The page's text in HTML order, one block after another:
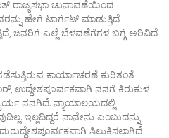
ರಾಜ್ಯಸಭಾ ಚುನಾವಣೆಯಿಂದ
ಹೇಗೆ ಟಾರ್ಗೆಟ್ ಮಾಡುತ್ತಿದೆ
ಜನರಿಗೆ ಎಲ್ಲೆ ಬೆಳವಣೆಗೆಗಳ ಬಗ್ಗೆ ಅರಿವಿದೆ
ಕಾರ್ಯಾಚರಣೆ ಕುರಿತಂತೆ
ಉದ್ದೇಶಪೂರ್ವಕವಾಗಿ ನನಗೆ ಕಿರುಕುಳ
ನನಗಿದೆ. ನ್ಯಾಯಾಲಯದಲ್ಲಿ
ಇಲ್ಲದಿದ್ದರೆ ನಾನೇನು ಎಂಬುದನ್ನು
ಸಿಲುಕಿಸಲಾಗಿದೆ